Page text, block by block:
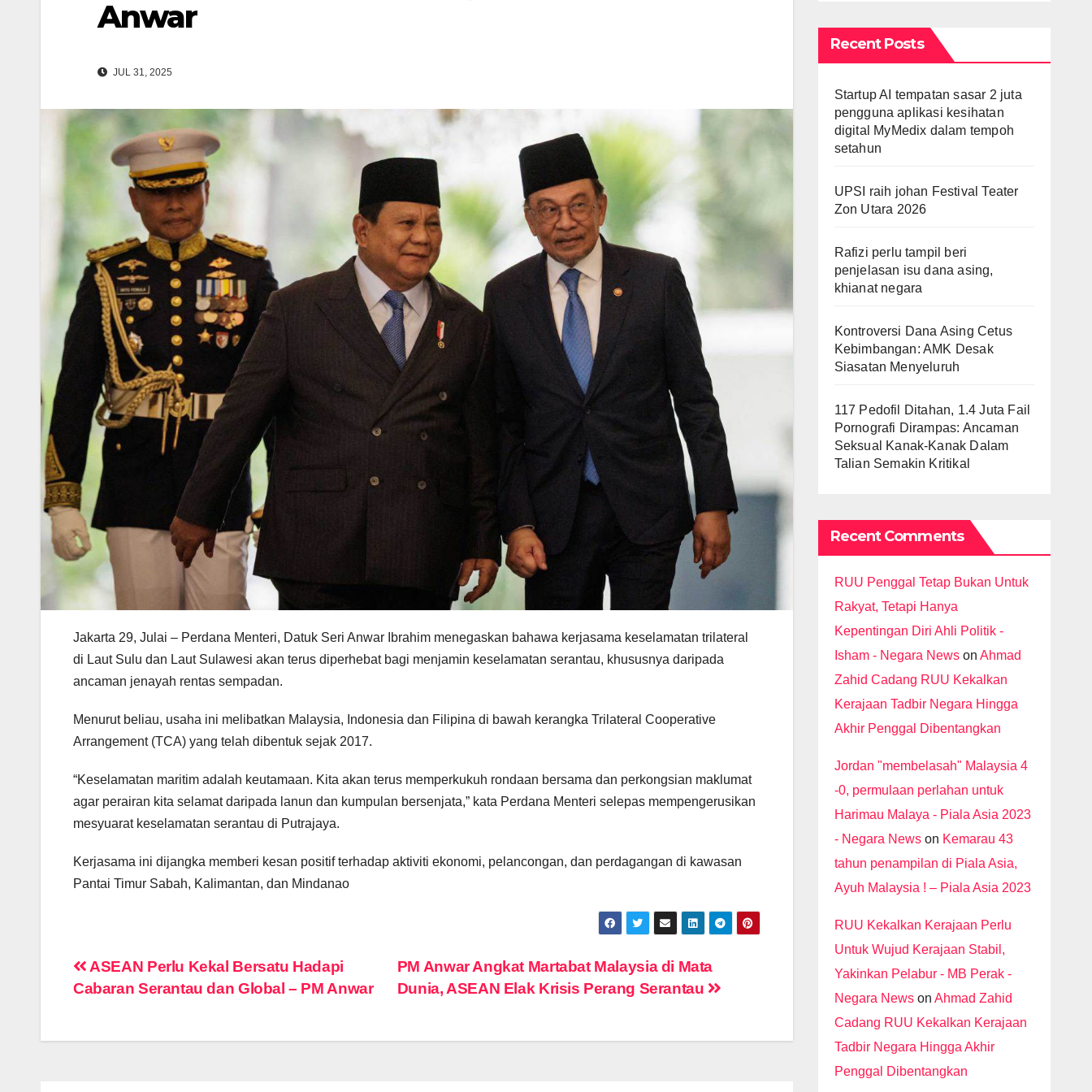
Anwar
JUL 31, 2025
Jakarta 29, Julai – Perdana Menteri, Datuk Seri Anwar Ibrahim menegaskan bahawa kerjasama keselamatan trilateral
di Laut Sulu dan Laut Sulawesi akan terus diperhebat bagi menjamin keselamatan serantau, khususnya daripada
ancaman jenayah rentas sempadan.
Menurut beliau, usaha ini melibatkan Malaysia, Indonesia dan Filipina di bawah kerangka Trilateral Cooperative
Arrangement (TCA) yang telah dibentuk sejak 2017.
“Keselamatan maritim adalah keutamaan. Kita akan terus memperkukuh rondaan bersama dan perkongsian maklumat
agar perairan kita selamat daripada lanun dan kumpulan bersenjata,” kata Perdana Menteri selepas mempengerusikan
mesyuarat keselamatan serantau di Putrajaya.
Kerjasama ini dijangka memberi kesan positif terhadap aktiviti ekonomi, pelancongan, dan perdagangan di kawasan
Pantai Timur Sabah, Kalimantan, dan Mindanao
Post
PM Anwar Angkat Martabat Malaysia di Mata
Dunia, ASEAN Elak Krisis Perang Serantau
ASEAN Perlu Kekal Bersatu Hadapi
Cabaran Serantau dan Global – PM Anwar
Recent Posts
Startup AI tempatan sasar 2 juta
pengguna aplikasi kesihatan
digital MyMedix dalam tempoh
setahun
UPSI raih johan Festival Teater
Zon Utara 2026
Rafizi perlu tampil beri
penjelasan isu dana asing,
khianat negara
Kontroversi Dana Asing Cetus
Kebimbangan: AMK Desak
Siasatan Menyeluruh
117 Pedofil Ditahan, 1.4 Juta Fail
Pornografi Dirampas: Ancaman
Seksual Kanak-Kanak Dalam
Talian Semakin Kritikal
Recent Comments
RUU Penggal Tetap Bukan Untuk
Rakyat, Tetapi Hanya
Kepentingan Diri Ahli Politik -
Isham - Negara Newson Ahmad
Zahid Cadang RUU Kekalkan
Kerajaan Tadbir Negara Hingga
Akhir Penggal Dibentangkan
Jordan "membelasah" Malaysia 4
-0, permulaan perlahan untuk
Harimau Malaya - Piala Asia 2023
- Negara Newson Kemarau 43
tahun penampilan di Piala Asia,
Ayuh Malaysia ! – Piala Asia 2023
RUU Kekalkan Kerajaan Perlu
Untuk Wujud Kerajaan Stabil,
Yakinkan Pelabur - MB Perak -
Negara Newson Ahmad Zahid
Cadang RUU Kekalkan Kerajaan
Tadbir Negara Hingga Akhir
Penggal Dibentangkan